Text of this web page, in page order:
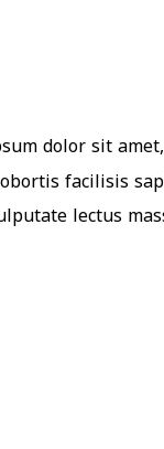
dolor sit
facilisis
lectus